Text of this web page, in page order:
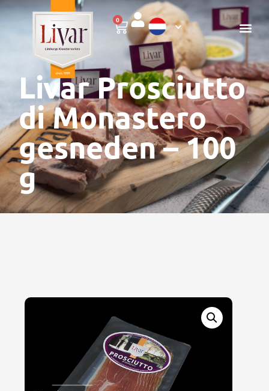
0
Livar Prosciutto
di Monastero
gesneden – 100
g